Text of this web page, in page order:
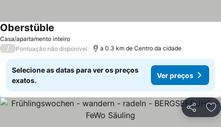
Casa/apartamento inteiro
Oberstüble
/ Pontuação não disponível a 0.3 km de Centro da cidade
Selecione as datas para ver os preços
exatos.
Ver preços
Partilhar